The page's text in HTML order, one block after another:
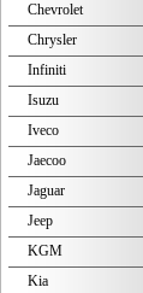
Chevrolet
Chrysler
Infiniti
Isuzu
Iveco
Jaecoo
Jaguar
Jeep
KGM
Kia